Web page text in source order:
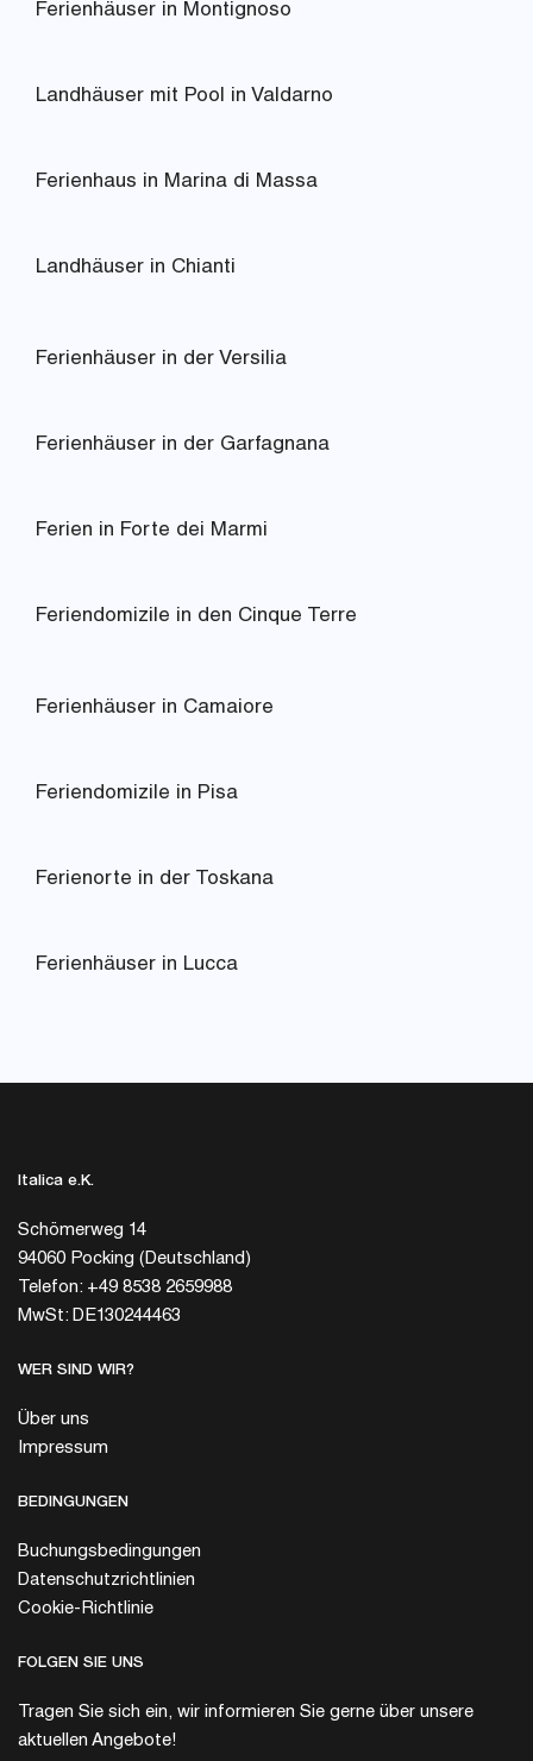
Ferienhäuser in Montignoso
Landhäuser mit Pool in Valdarno
Ferienhaus in Marina di Massa
Landhäuser in Chianti
Ferienhäuser in der Versilia
Ferienhäuser in der Garfagnana
Ferien in Forte dei Marmi
Feriendomizile in den Cinque Terre
Ferienhäuser in Camaiore
Feriendomizile in Pisa
Ferienorte in der Toskana
Ferienhäuser in Lucca
Italica e.K.
Schömerweg 14
94060 Pocking (Deutschland)
Telefon: +49 8538 2659988
MwSt: DE130244463
WER SIND WIR?
Über uns
Impressum
BEDINGUNGEN
Buchungsbedingungen
Datenschutzrichtlinien
Cookie-Richtlinie
FOLGEN SIE UNS
Tragen Sie sich ein, wir informieren Sie gerne über unsere
aktuellen Angebote!